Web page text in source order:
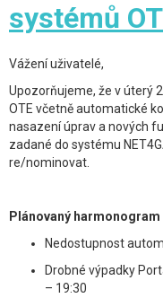
systémů
Vážení uživatelé,
Upozorňujeme, že v úterý
OTE včetně automatické
nasazení úprav a nových
zadané do systému
re/nominovat.
Plánovaný
Nedostupnost
Drobné výpadky
– 19:30